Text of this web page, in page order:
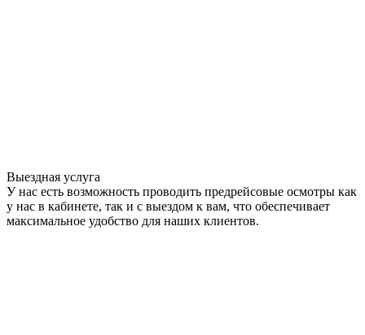
Выездная услуга
У нас есть возможность проводить предрейсовые осмотры как
у нас в кабинете, так и с выездом к вам, что обеспечивает
максимальное удобство для наших клиентов.